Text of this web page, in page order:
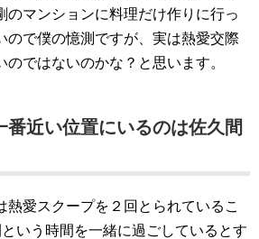
のマンションに料理だけ作りに行っ
ので僕の憶測ですが、実は熱愛交際
のではないのかな？と思います。
番近い位置にいるのは佐久間
熱愛スクープを２回とられているこ
いう時間を一緒に過ごしているとす